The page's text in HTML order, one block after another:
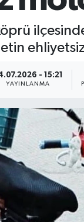
- 15:21
YAYINLANMA